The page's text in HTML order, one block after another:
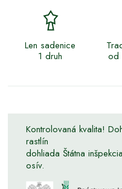
Len sadenice
1 druh
od
Kontrolovaná kvalita!
rastlín
dohliada Štátna
osív.